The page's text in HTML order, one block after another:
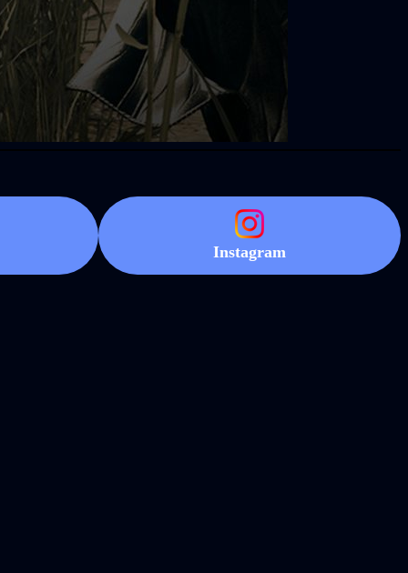
Instagram